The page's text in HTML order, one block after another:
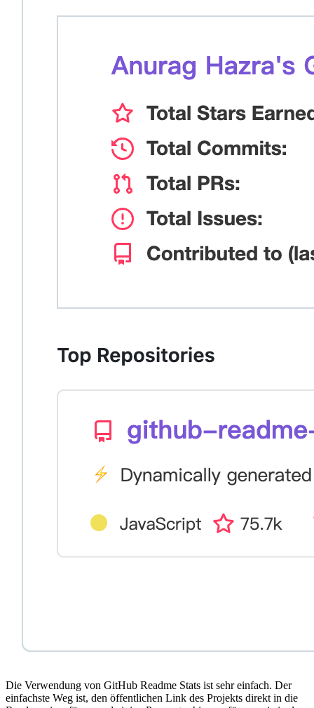
Die Verwendung von GitHub Readme Stats ist sehr einfach. Der
einfachste Weg ist, den öffentlichen Link des Projekts direkt in die